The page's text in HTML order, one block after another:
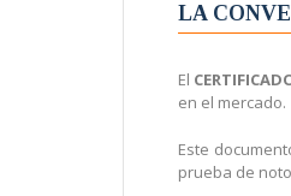
LA
El
en el mercado.
Este
prueba de